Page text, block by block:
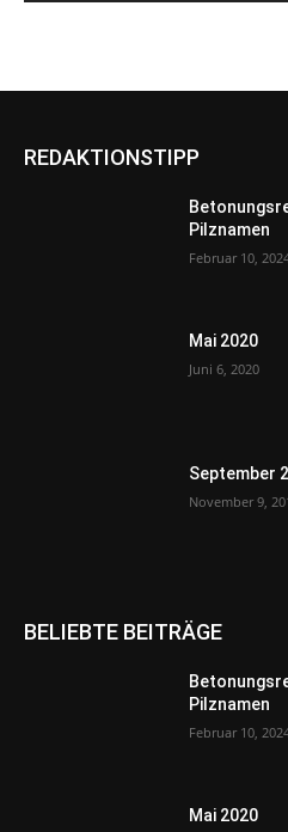
REDAKTIONSTIPP
Pilznamen
Februar 10,
Mai 2020
Juni 6, 2020
September
November 9,
BELIEBTE BEITRÄGE
Pilznamen
Februar 10,
Mai 2020